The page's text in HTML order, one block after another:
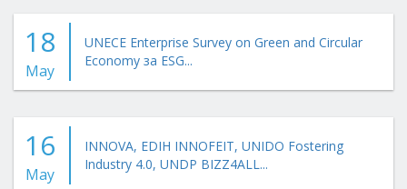
18
May
UNECE Enterprise Survey on Green and Circular
Economy за ESG...
16
May
INNOVA, EDIH INNOFEIT, UNIDO Fostering
Industry 4.0, UNDP BIZZ4ALL...